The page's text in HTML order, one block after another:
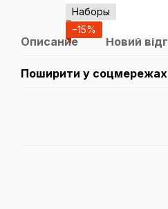
Наборы
−15%
Описание Новий
Поширити у соцмережах